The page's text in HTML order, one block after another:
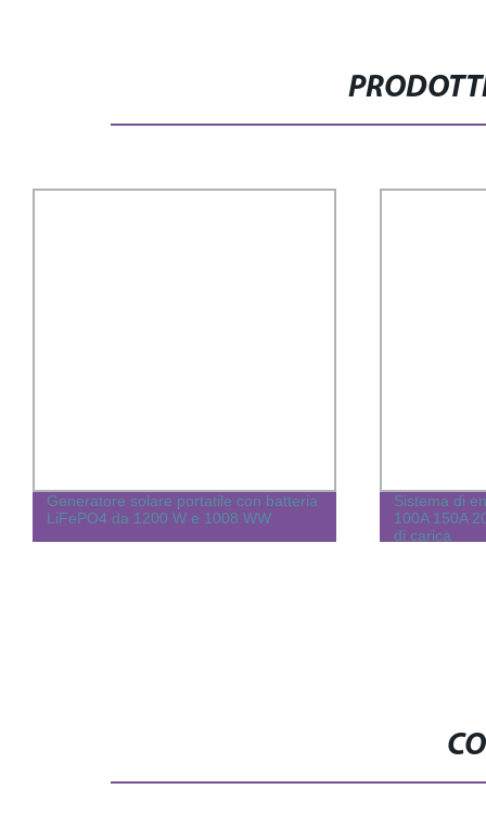
Generatore solare portatile con batteria
LiFePO4 da 1200 W e 1008 WW
Sistema di
100A 150A
di carica